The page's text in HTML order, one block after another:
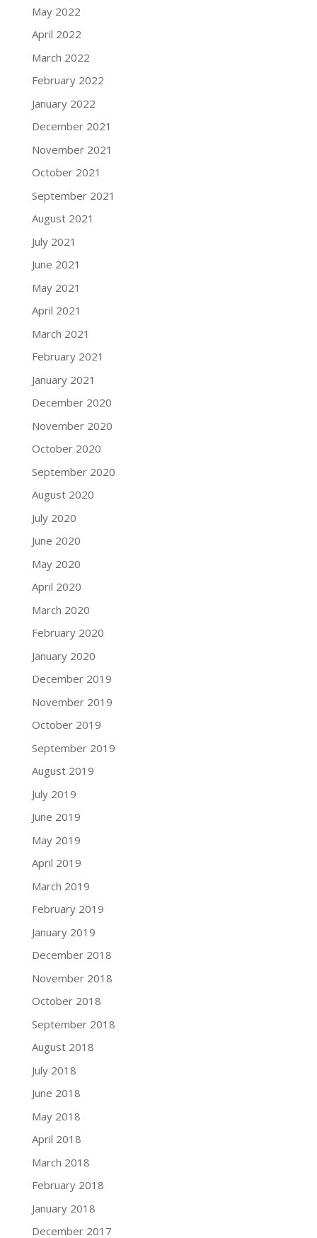
May 2022
April 2022
March 2022
February 2022
January 2022
December 2021
November 2021
October 2021
September 2021
August 2021
July 2021
June 2021
May 2021
April 2021
March 2021
February 2021
January 2021
December 2020
November 2020
October 2020
September 2020
August 2020
July 2020
June 2020
May 2020
April 2020
March 2020
February 2020
January 2020
December 2019
November 2019
October 2019
September 2019
August 2019
July 2019
June 2019
May 2019
April 2019
March 2019
February 2019
January 2019
December 2018
November 2018
October 2018
September 2018
August 2018
July 2018
June 2018
May 2018
April 2018
March 2018
February 2018
January 2018
December 2017